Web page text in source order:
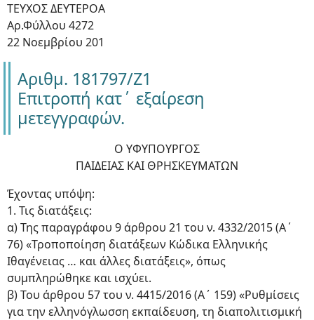
ΤΕΥΧΟΣ ΔΕΥΤΕΡΟΑ
Αρ.Φύλλου 4272
22 Νοεμβρίου 201
Αριθμ. 181797/Ζ1
Επιτροπή κατ΄ εξαίρεση
μετεγγραφών.
Ο ΥΦΥΠΟΥΡΓΟΣ
ΠΑΙΔΕΙΑΣ ΚΑΙ ΘΡΗΣΚΕΥΜΑΤΩΝ
Έχοντας υπόψη:
1. Τις διατάξεις:
α) Της παραγράφου 9 άρθρου 21 του ν. 4332/2015 (Α΄
76) «Τροποποίηση διατάξεων Κώδικα Ελληνικής
Ιθαγένειας … και άλλες διατάξεις», όπως
συμπληρώθηκε και ισχύει.
β) Του άρθρου 57 του ν. 4415/2016 (Α΄ 159) «Ρυθμίσεις
για την ελληνόγλωσση εκπαίδευση, τη διαπολιτισμική